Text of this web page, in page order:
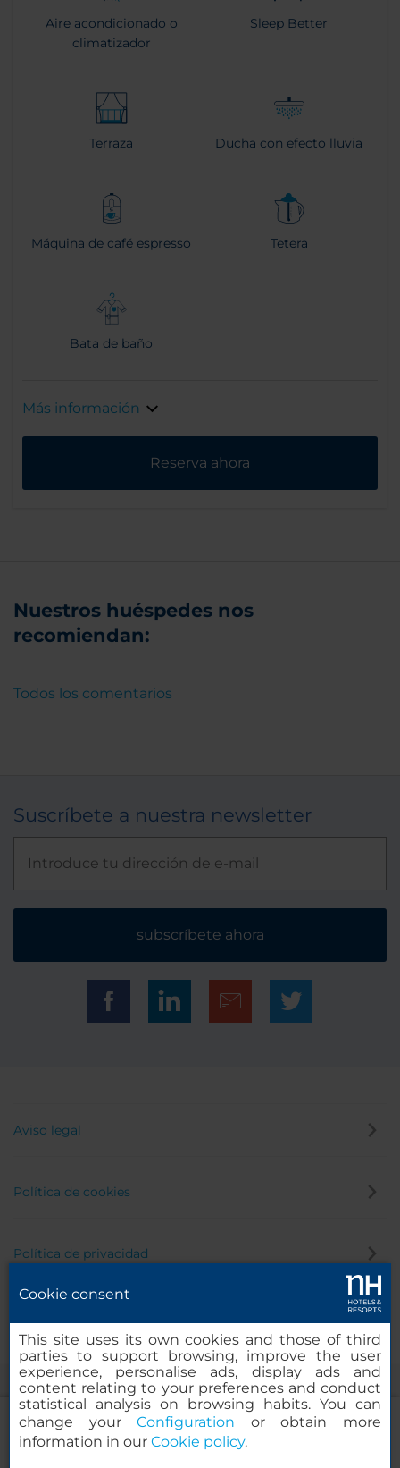
Aire acondicionado o
climatizador
Sleep Better
Terraza Ducha con efecto lluvia
Máquina de café espresso Tetera
Bata de baño
Más información
Reserva ahora
Nuestros huéspedes nos
recomiendan:
Todos los comentarios
Suscríbete a nuestra newsletter
subscríbete ahora
Aviso legal
Política de cookies
Política de privacidad
Cookie consent
This site uses its own cookies and those of third
parties to support browsing, improve the user
experience, personalise ads, display ads and
content relating to your preferences and conduct
statistical analysis on browsing habits. You can
change yourConfiguration or obtain more
information in our Cookie policy.